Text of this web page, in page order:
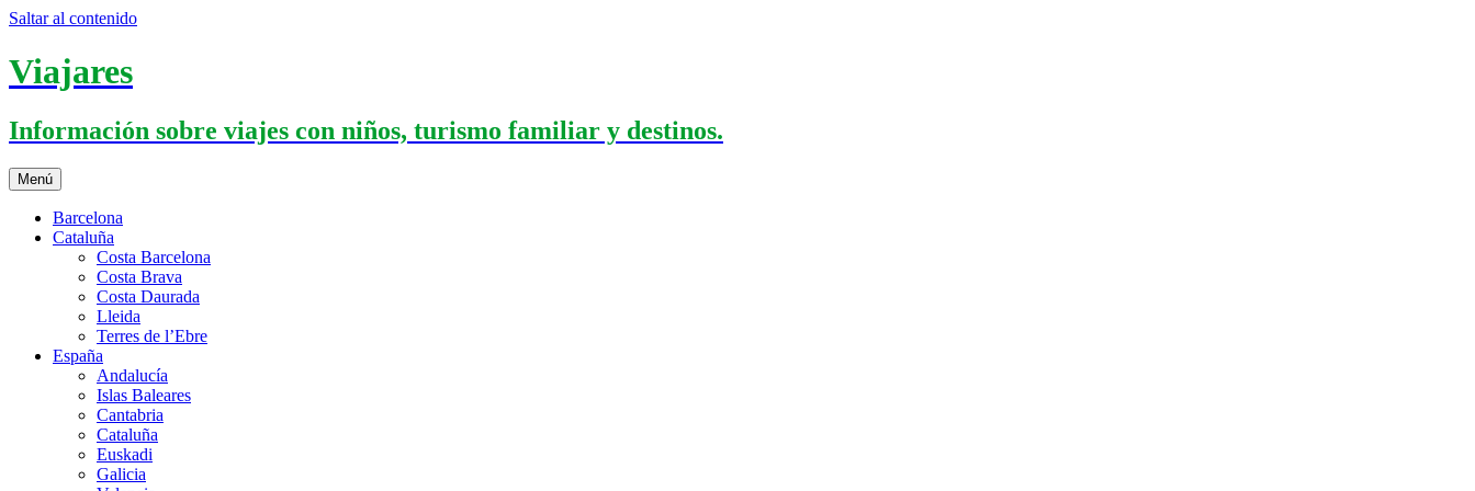
Saltar al contenido
Viajares
Información sobre viajes con niños, turismo familiar y destinos.
Menú
Barcelona
Cataluña
Costa Barcelona
Costa Brava
Costa Daurada
Lleida
Terres de l’Ebre
España
Andalucía
Islas Baleares
Cantabria
Cataluña
Euskadi
Galicia